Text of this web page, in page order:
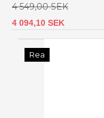
4 549,00 SEK
4 094,10 SEK
Rea